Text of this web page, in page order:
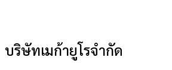
บริษัทเมก้ายูโรจำกัด